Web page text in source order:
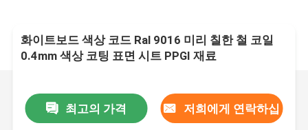
화이트보드 색상 코드 Ral 9016 미리 칠한 철 코일
0.4mm 색상 코팅 표면 시트 PPGI 재료
최고의 가격 저희에게 연락하십